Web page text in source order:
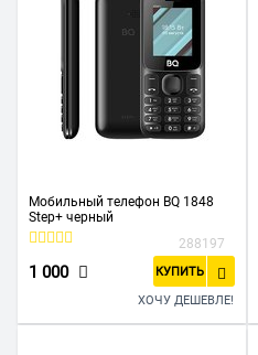
Мобильный телефон BQ 1848
Step+ черный
288197
1 000 КУПИТЬ
ХОЧУ ДЕШЕВЛЕ!